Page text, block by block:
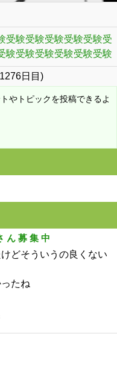
受験受験受験受験受験受
験受験受験受験受験受験
日目)
やトピックを投稿できるよ
ん 募 集 中
どそういうの良くない
たね